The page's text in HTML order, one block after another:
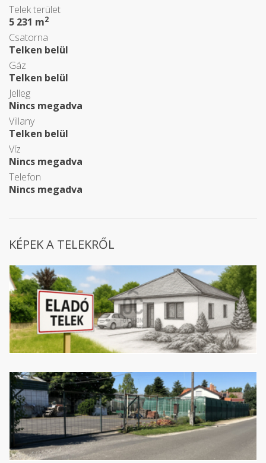
Telek terület
5 231 m2
Csatorna
Telken belül
Gáz
Telken belül
Jelleg
Nincs megadva
Villany
Telken belül
Víz
Nincs megadva
Telefon
Nincs megadva
KÉPEK A TELEKRŐL